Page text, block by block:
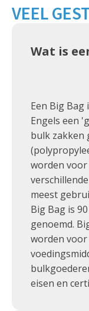
VEEL
Wat is
Een Big
Engels een
bulk zakken
worden
meest
Big Bag is
genoemd.
worden voor
eisen en